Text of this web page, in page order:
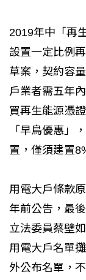
2019年中「再
設置一定比例
草案，契約容
戶業者需五年
買再生能源憑
「早鳥優惠」
置，僅須建置
用電大戶條款
年前公告，最
立法委員蔡壁
用電大戶名單
外公布名單，